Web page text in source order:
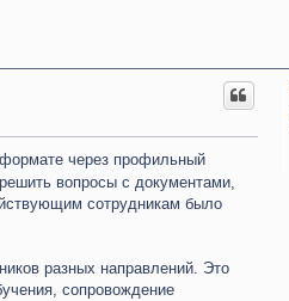
через профильный
вопросы с документами,
сотрудникам было
разных направлений. Это
сопровождение